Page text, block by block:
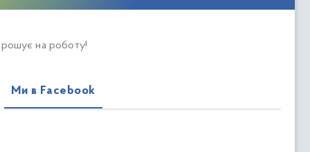
на роботу!
Ми в Facebook